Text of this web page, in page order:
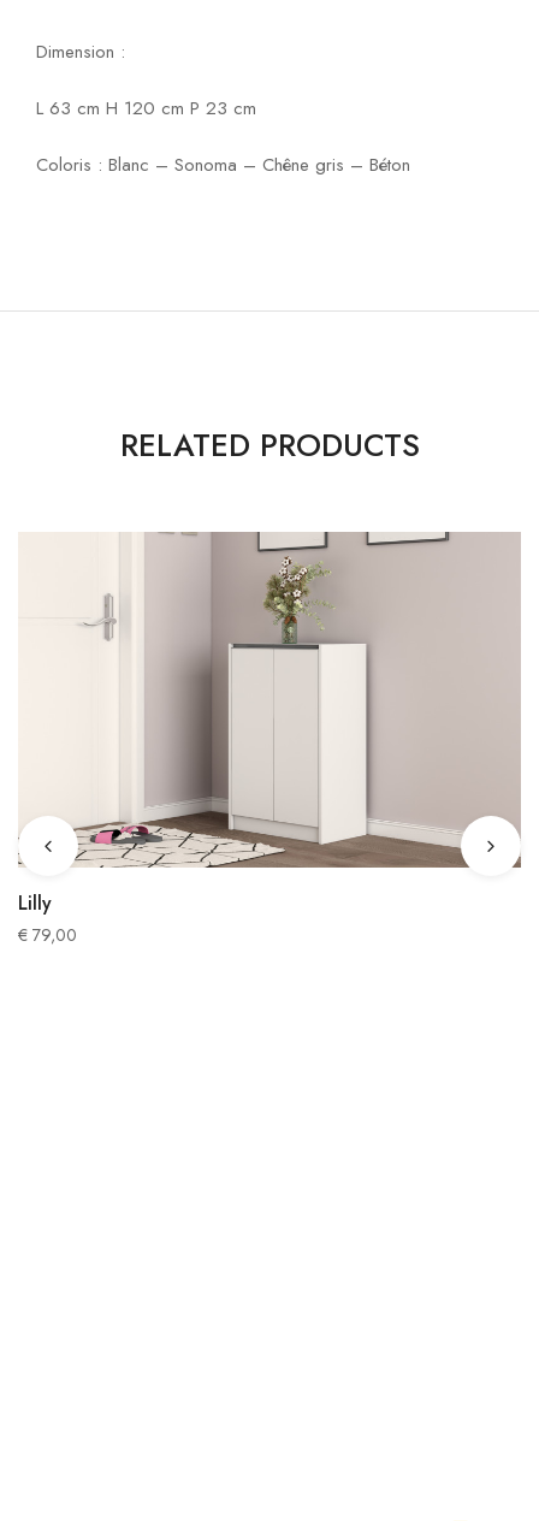
Dimension :
L 63 cm H 120 cm P 23 cm
Coloris : Blanc – Sonoma – Chêne gris – Béton
RELATED PRODUCTS
Lilly
€ 79,00